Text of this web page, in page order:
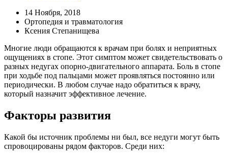
14 Ноября, 2018
Ортопедия и травматология
Ксения Степанищева
Многие люди обращаются к врачам при болях и неприятных
ощущениях в стопе. Этот симптом может свидетельствовать о
разных недугах опорно-двигательного аппарата. Боль в стопе
при ходьбе под пальцами может проявляться постоянно или
периодически. В любом случае надо обратиться к врачу,
который назначит эффективное лечение.
Факторы развития
Какой бы источник проблемы ни был, все недуги могут быть
спровоцированы рядом факторов. Среди них: